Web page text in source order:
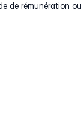
de rémunération ou